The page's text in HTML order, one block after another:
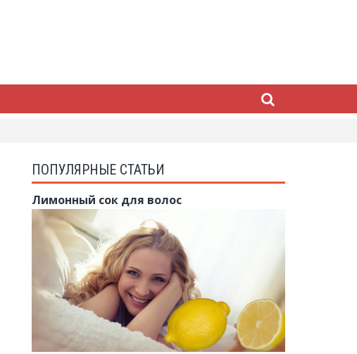
ПОПУЛЯРНЫЕ СТАТЬИ
Лимонный сок для волос